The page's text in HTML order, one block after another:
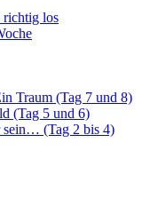
richtig los
Traum (Tag 7 und 8)
(Tag 5 und 6)
sein… (Tag 2 bis 4)